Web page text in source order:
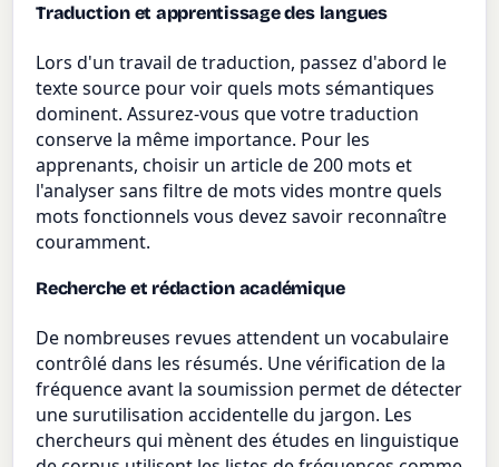
Traduction et apprentissage des langues
Lors d'un travail de traduction, passez d'abord le
texte source pour voir quels mots sémantiques
dominent. Assurez-vous que votre traduction
conserve la même importance. Pour les
apprenants, choisir un article de 200 mots et
l'analyser sans filtre de mots vides montre quels
mots fonctionnels vous devez savoir reconnaître
couramment.
Recherche et rédaction académique
De nombreuses revues attendent un vocabulaire
contrôlé dans les résumés. Une vérification de la
fréquence avant la soumission permet de détecter
une surutilisation accidentelle du jargon. Les
chercheurs qui mènent des études en linguistique